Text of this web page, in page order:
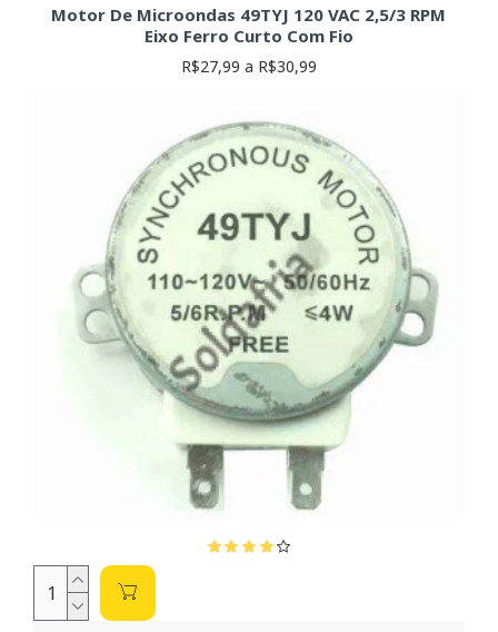
Motor De Microondas 49TYJ 120 VAC 2,5/3 RPM
Eixo Ferro Curto Com Fio
R$27,99 a R$30,99